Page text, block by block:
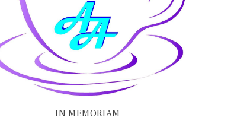
IN MEMORIAM